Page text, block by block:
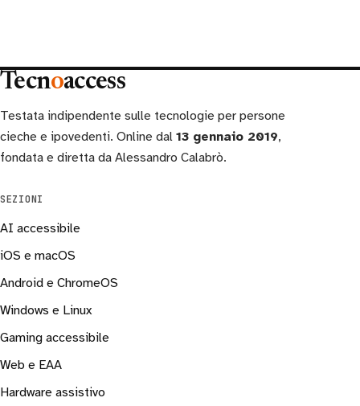
Tecnoaccess
Testata indipendente sulle tecnologie per persone
cieche e ipovedenti. Online dal 13 gennaio 2019,
fondata e diretta da Alessandro Calabrò.
SEZIONI
AI accessibile
iOS e macOS
Android e ChromeOS
Windows e Linux
Gaming accessibile
Web e EAA
Hardware assistivo